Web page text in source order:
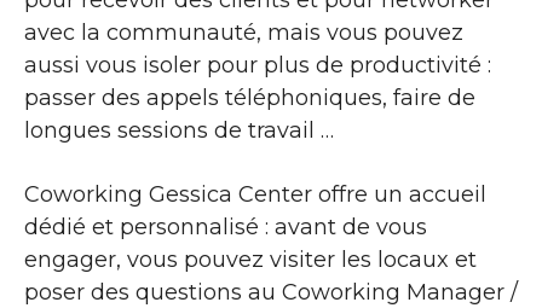
avec la communauté, mais vous pouvez
aussi vous isoler pour plus de productivité :
passer des appels téléphoniques, faire de
longues sessions de travail …
Coworking Gessica Center offre un accueil
dédié et personnalisé : avant de vous
engager, vous pouvez visiter les locaux et
poser des questions au Coworking Manager /